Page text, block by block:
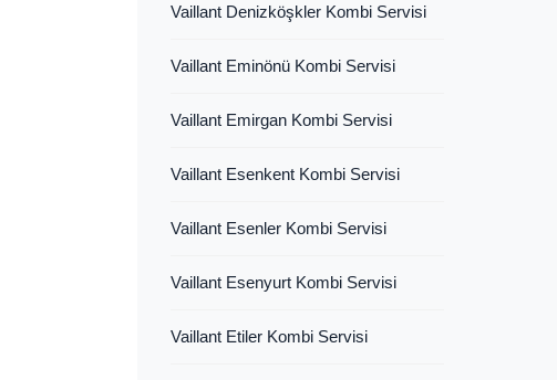
Vaillant Denizköşkler Kombi Servisi
Vaillant Eminönü Kombi Servisi
Vaillant Emirgan Kombi Servisi
Vaillant Esenkent Kombi Servisi
Vaillant Esenler Kombi Servisi
Vaillant Esenyurt Kombi Servisi
Vaillant Etiler Kombi Servisi